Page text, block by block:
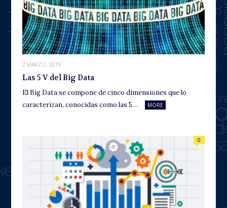
2 MARZO, 2019
Las 5 V del Big Data
El Big Data se compone de cinco dimensiones que lo
caracterizan, conocidas como las 5…
MORE
0